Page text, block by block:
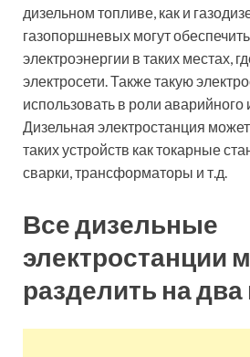
дизельном топливе, как и
газопоршневых могут
электроэнергии в таких местах,
электросети. Также такую
использовать в роли аварийного
Дизельная электростанция
таких устройств как токарные
сварки, трансформаторы и т.д.
Все дизельные
электростанции
разделить на два